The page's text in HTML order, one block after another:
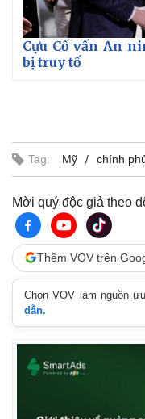
Quan sát
Cuộc sống đó đây
Hồ sơ
Cựu Cố vấn An
bị truy tố
Tag: Mỹ chính
Mời quý độc giả theo
Thêm VOV trên
Chọn VOV làm nguồn
dẫn.